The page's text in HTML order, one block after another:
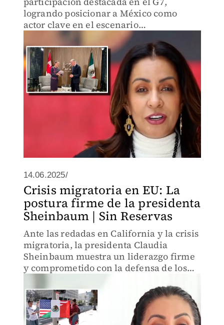
logrando posicionar a México como
actor clave en el escenario
internacional. Propuso un acuerdo
bilateral con EU y alzó la voz por
migrantes.
14.06.2025/
Crisis migratoria en EU: La
postura firme de la presidenta
Sheinbaum | Sin Reservas
Ante las redadas en California y la crisis
migratoria, la presidenta Claudia
Sheinbaum muestra un liderazgo firme
y comprometido con la defensa de los
la unidad nacional.